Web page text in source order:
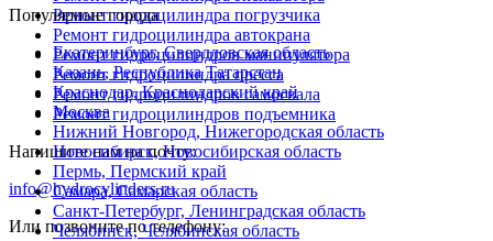
Ремонт гидроцилиндра погрузчика
Ремонт гидроцилиндра автокрана
Ремонт гидроцилиндров манипулятора
Ремонт гидроцилиндра пресса
Ремонт гидроцилиндров самосвала
Ремонт гидроцилиндров подъемника
Напишите нам на почту:
info@hydrocylinders.ru
Или позвоните по телефону:
Популярные города
Екатеринбург, Свердловская область
Казань, Республика Татарстан
Краснодар, Краснодарский край
Москва
Нижний Новгород, Нижегородская область
Новосибирск, Новосибирская область
Пермь, Пермский край
Самара, Самарская область
Санкт-Петербург, Ленинградская область
Челябинск, Челябинская область